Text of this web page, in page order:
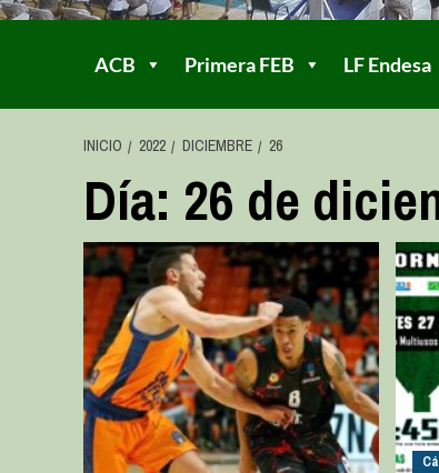
ACB Primera FEB LF Endesa
INICIO 2022 DICIEMBRE 26
Día: 26 de